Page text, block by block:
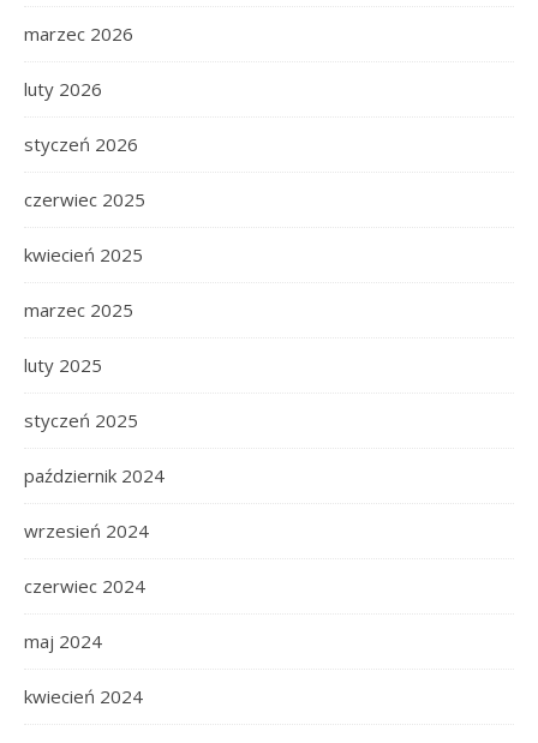
marzec 2026
luty 2026
styczeń 2026
czerwiec 2025
kwiecień 2025
marzec 2025
luty 2025
styczeń 2025
październik 2024
wrzesień 2024
czerwiec 2024
maj 2024
kwiecień 2024